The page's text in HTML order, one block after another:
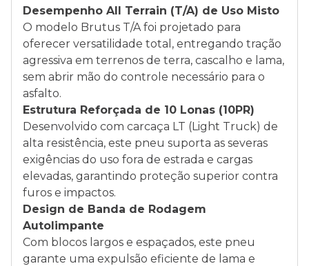
Desempenho All Terrain (T/A) de Uso Misto
O modelo Brutus T/A foi projetado para
oferecer versatilidade total, entregando tração
agressiva em terrenos de terra, cascalho e lama,
sem abrir mão do controle necessário para o
asfalto.
Estrutura Reforçada de 10 Lonas (10PR)
Desenvolvido com carcaça LT (Light Truck) de
alta resistência, este pneu suporta as severas
exigências do uso fora de estrada e cargas
elevadas, garantindo proteção superior contra
furos e impactos.
Design de Banda de Rodagem
Autolimpante
Com blocos largos e espaçados, este pneu
garante uma expulsão eficiente de lama e